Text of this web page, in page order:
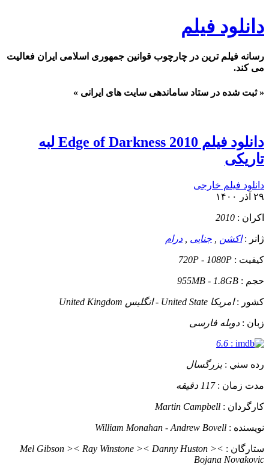
دانلود فیلم
رسانه فیلم ترین در چارچوب قوانین جمهوری اسلامی ایران فعالیت
می کند.
« ثبت شده در ستاد ساماندهی سایت های ایرانی »
دانلود فیلم Edge of Darkness 2010 لبه
تاریکی
دانلود فیلم خارجی
۲۹ آذر ۱۴۰۰
اکران : 2010
ژانر :اکشن جنایی درام
کيفيت : 720P - 1080P
حجم : 955MB - 1.8GB
کشور :امریکا United State - انگلیس United Kingdom
زبان : دوبله فارسی
:
6.6
رده سني :بزرگسال
مدت زمان :117 دقیقه
کارگردان : Martin Campbell
نويسنده : William Monahan - Andrew Bovell
ستارگان : Mel Gibson >< Ray Winstone >< Danny Huston ><
Bojana Novakovic